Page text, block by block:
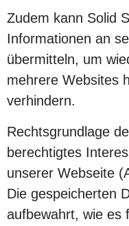
Zudem kann Solid
Informationen an
übermitteln, um
mehrere Websites
verhindern.
Rechtsgrundlage
berechtigtes
unserer Webseite
Die gespeicherten
aufbewahrt, wie es